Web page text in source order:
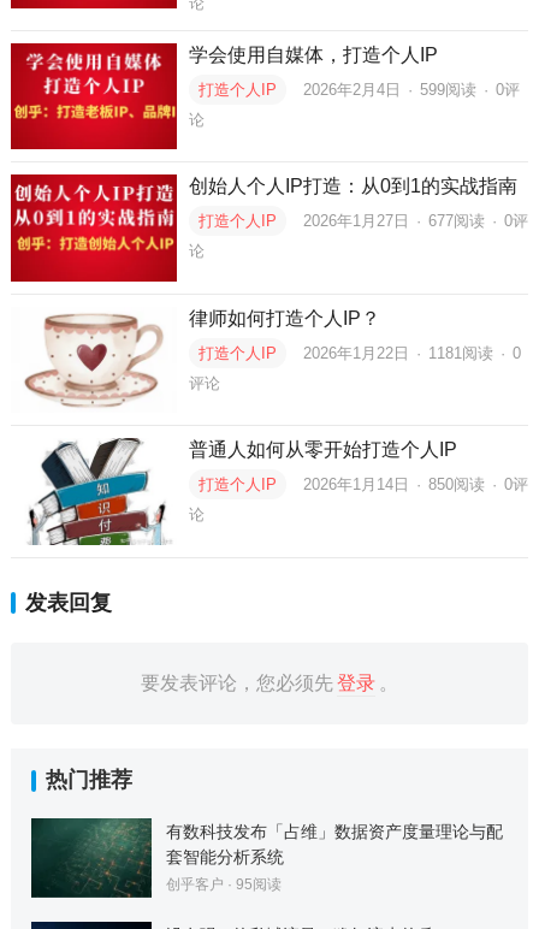
学会使用自媒体，打造个人IP
打造个人IP 2026年2月4日 · 599阅读 · 0评
论
创始人个人IP打造：从0到1的实战指南
打造个人IP 2026年1月27日 · 677阅读 · 0评
论
律师如何打造个人IP？
打造个人IP 2026年1月22日 · 1181 阅读 · 0
评论
普通人如何从零开始打造个人IP
打造个人IP 2026年1月14日 · 850阅读 · 0评
论
发表回复
要发表评论，您必须先登录 。
热门推荐
有数科技发布「占维」数据资产度量理论与配
套智能分析系统
创乎客户 · 95阅读